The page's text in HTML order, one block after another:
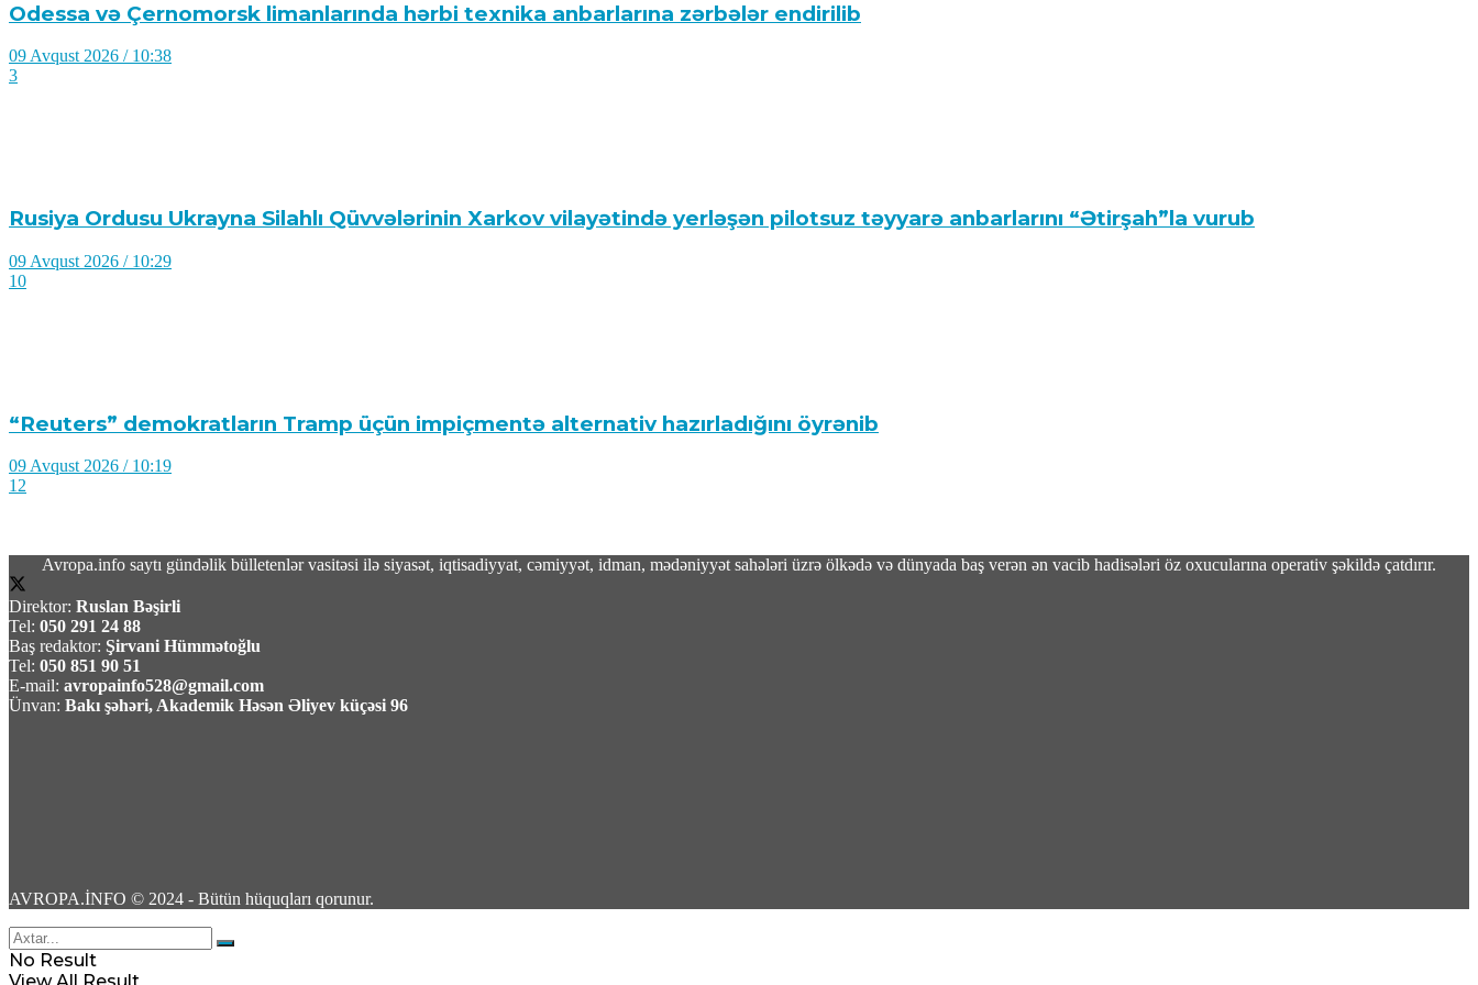
Odessa və Çernomorsk limanlarında hərbi texnika anbarlarına zərbələr endirilib
09 Avqust 2026 / 10:38
3
Rusiya Ordusu Ukrayna Silahlı Qüvvələrinin Xarkov vilayətində yerləşən pilotsuz təyyarə anbarlarını “Ətirşah”la vurub
09 Avqust 2026 / 10:29
10
“Reuters” demokratların Tramp üçün impiçmentə alternativ hazırladığını öyrənib
09 Avqust 2026 / 10:19
12
TASS: Ukrayna Silahlı Qüvvələri üçün yerüstü robot sistemləri Xarkov universitetində yığılır
09 Avqust 2026 / 10:07
6
4
Avropa.info saytı gündəlik bülletenlər vasitəsi ilə siyasət, iqtisadiyyat, cəmiyyət, idman, mədəniyyət sahələri üzrə ölkədə və dünyada baş verən ən vacib hadisələri öz oxucularına operativ şəkildə çatdırır.
Direktor: Ruslan Bəşirli
Tel: 050 291 24 88
Baş redaktor: Şirvani Hümmətoğlu
Tel: 050 851 90 51
E-mail: avropainfo528@gmail.com
Ünvan: Bakı şəhəri, Akademik Həsən Əliyev küçəsi 96
AVROPA.İNFO © 2024 - Bütün hüquqları qorunur.
No Result